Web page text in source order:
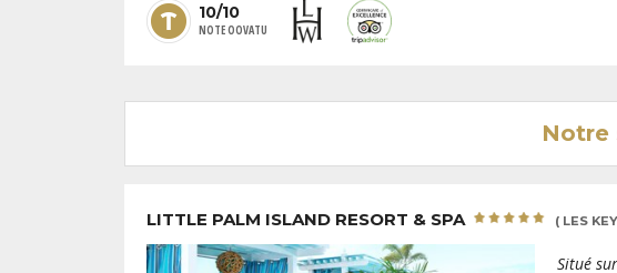
10/10
NOTE OOVATU
Notre
LITTLE PALM ISLAND RESORT & SPA ( LES
Situé